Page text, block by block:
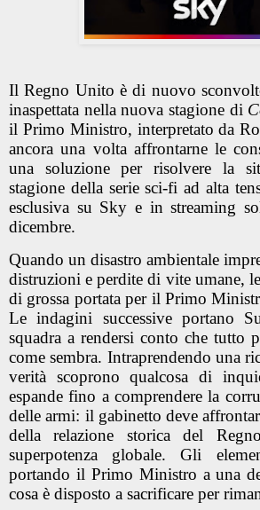
Il Regno Unito è di nuovo
inaspettata nella nuova stagione di
il Primo Ministro, interpretato da
ancora una volta affrontarne le
una soluzione per risolvere la
stagione della serie sci-fi ad alta
esclusiva su Sky e in streaming
dicembre.
Quando un disastro ambientale
distruzioni e perdite di vite umane,
di grossa portata per il Primo
Le indagini successive portano
squadra a rendersi conto che tutto
come sembra. Intraprendendo una
verità scoprono qualcosa di
espande fino a comprendere la
delle armi: il gabinetto deve
della relazione storica del
superpotenza globale. Gli
portando il Primo Ministro a una
cosa è disposto a sacrificare per